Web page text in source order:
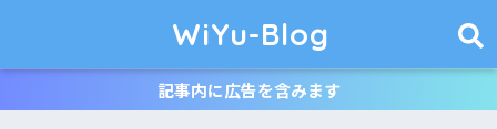
WiYu-Blog
記事内に広告を含みます